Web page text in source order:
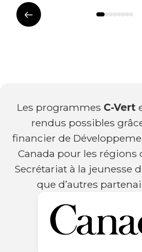
Élément
précédent
Les programmes C-Vert
rendus possibles
financier de
Canada pour les régions
Secrétariat à la jeunesse
que d’autres